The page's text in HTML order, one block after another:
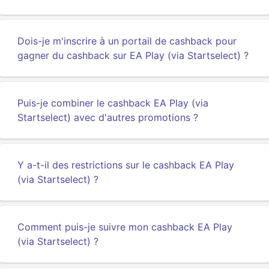
Dois-je m'inscrire à un portail de cashback pour
gagner du cashback sur EA Play (via Startselect) ?
Puis-je combiner le cashback EA Play (via
Startselect) avec d'autres promotions ?
Y a-t-il des restrictions sur le cashback EA Play
(via Startselect) ?
Comment puis-je suivre mon cashback EA Play
(via Startselect) ?